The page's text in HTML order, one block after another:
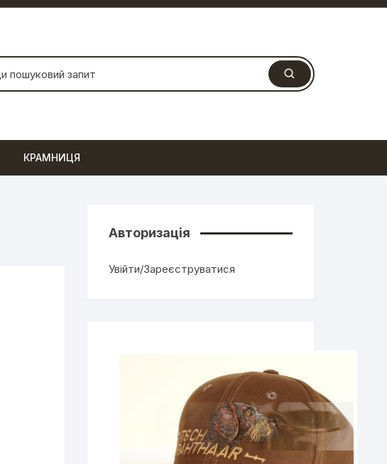
КРАМНИЦЯ
Авторизація
Увійти/Зареєструватися